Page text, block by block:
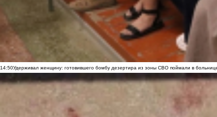
14:50Удерживал женщину: готовившего бомбу дезертира из зоны СВО поймали в